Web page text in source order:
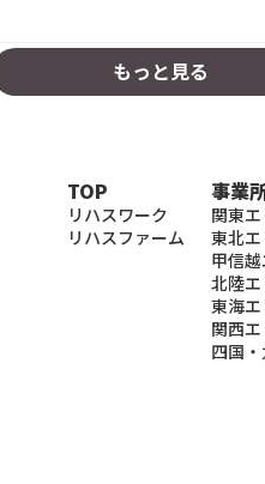
もっと見る
TOP
リハスワーク
リハスファーム
事業
関東
東北
甲信
北陸
東海
関西
四国